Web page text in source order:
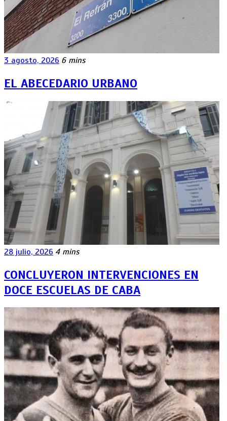
3 agosto, 2026 6 mins
EL ABECEDARIO URBANO
28 julio, 2026 4 mins
CONCLUYERON INTERVENCIONES EN
DOCE ESCUELAS DE CABA